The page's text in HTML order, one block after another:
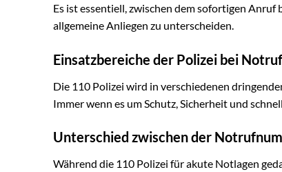
Es ist essentiell, zwischen dem sofortigen
allgemeine Anliegen zu unterscheiden.
Einsatzbereiche der Polizei bei
Die 110 Polizei wird in verschiedenen
Immer wenn es um Schutz, Sicherheit und
Unterschied zwischen der
Während die 110 Polizei für akute Notlagen